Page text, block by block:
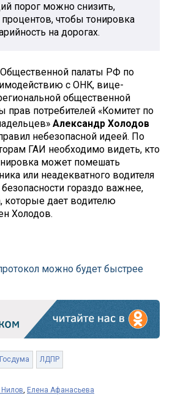
порог можно снизить,
чтобы тонировка
на дорогах.
палаты РФ по
с ОНК, вице-
общественной
прав потребителей «Комитет по
Александр Холодов
небезопасной идеей. По
ГАИ необходимо видеть, кто
может помешать
или неадекватного водителя
гораздо важнее,
которые дает водителю
Холодов.
можно будет быстрее
Госдума ЛДПР
Елена Афанасьева